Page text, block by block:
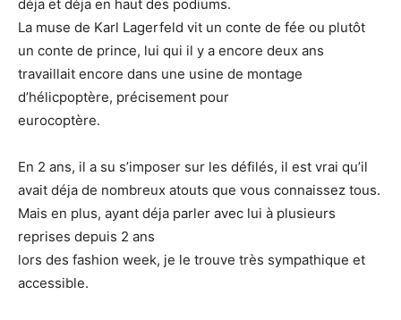
déja et déja en haut des podiums.
La muse de Karl Lagerfeld vit un conte de fée ou plutôt
un conte de prince, lui qui il y a encore deux ans
travaillait encore dans une usine de montage
d’hélicpoptère, précisement pour
eurocoptère.
En 2 ans, il a su s’imposer sur les défilés, il est vrai qu’il
avait déja de nombreux atouts que vous connaissez tous.
Mais en plus, ayant déja parler avec lui à plusieurs
reprises depuis 2 ans
lors des fashion week, je le trouve très sympathique et
accessible.